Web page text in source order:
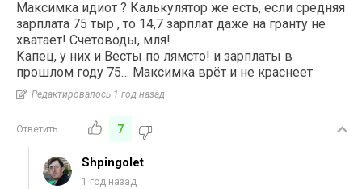
Максимка идиот ? Калькулятор же есть, если средняя
зарплата 75 тыр , то 14,7 зарплат даже на гранту не
хватает! Счетоводы, мля!
Капец, у них и Весты по лямсто! и зарплаты в
прошлом году 75… Максимка врёт и не краснеет
Редактировалось 1 год назад
Ответить 7
Shpingolet
1 год назад